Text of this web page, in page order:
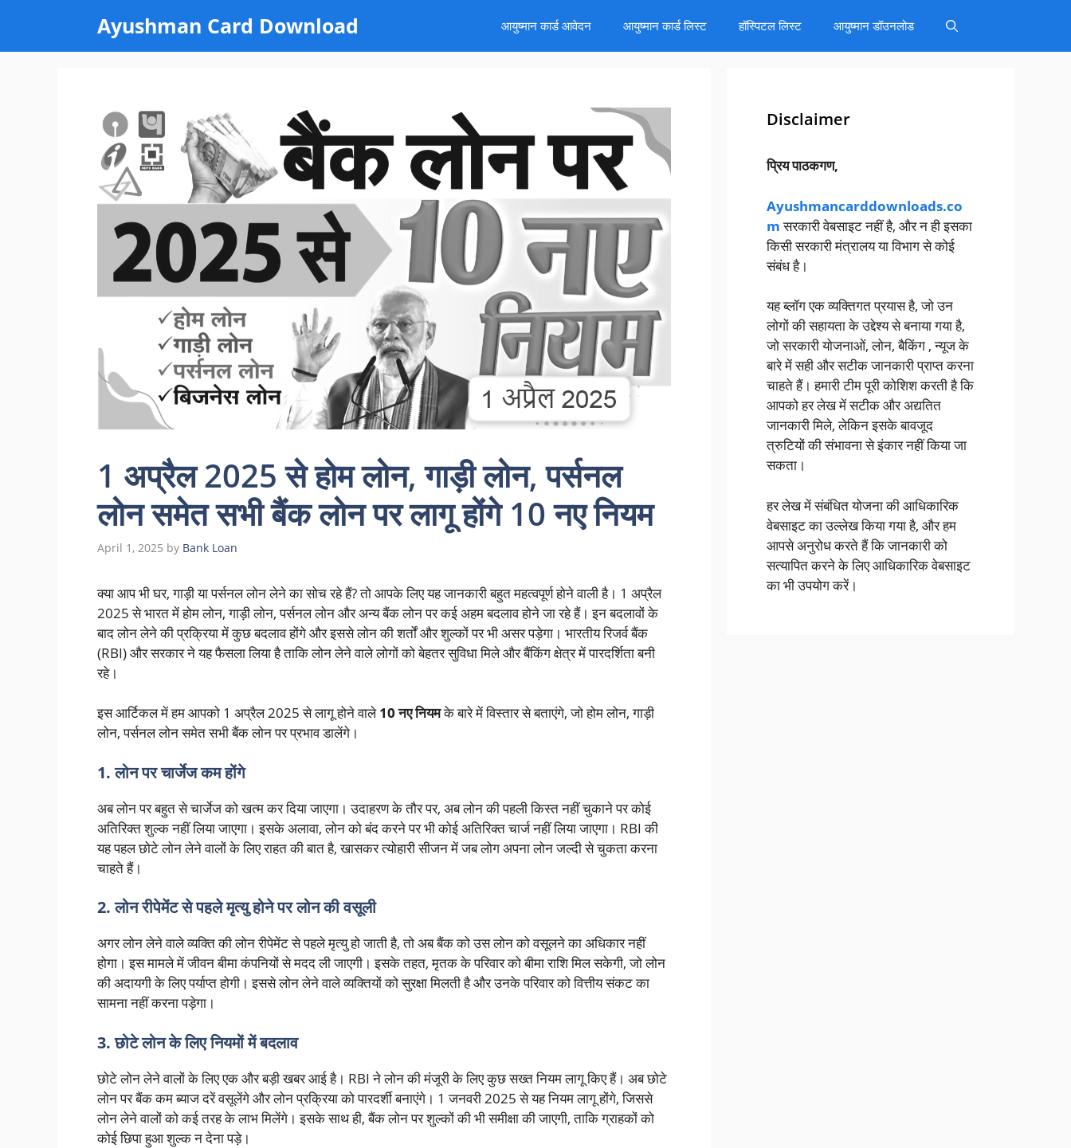
content
Ayushman Card Download आयुष्मान कार्ड आवेदन आयुष्मान कार्ड लिस्ट हॉस्पिटल लिस्ट आयुष्मान डॉउनलोड
1 अप्रैल 2025 से होम लोन, गाड़ी लोन, पर्सनल
लोन समेत सभी बैंक लोन पर लागू होंगे 10 नए नियम
April 1, 2025 by Bank Loan
क्या आप भी घर, गाड़ी या पर्सनल लोन लेने का सोच रहे हैं? तो आपके लिए यह जानकारी बहुत महत्वपूर्ण होने वाली है। 1 अप्रैल
2025 से भारत में होम लोन, गाड़ी लोन, पर्सनल लोन और अन्य बैंक लोन पर कई अहम बदलाव होने जा रहे हैं। इन बदलावों के
बाद लोन लेने की प्रक्रिया में कुछ बदलाव होंगे और इससे लोन की शर्तों और शुल्कों पर भी असर पड़ेगा। भारतीय रिजर्व बैंक
(RBI) और सरकार ने यह फैसला लिया है ताकि लोन लेने वाले लोगों को बेहतर सुविधा मिले और बैंकिंग क्षेत्र में पारदर्शिता बनी
रहे।
इस आर्टिकल में हम आपको 1 अप्रैल 2025 से लागू होने वाले10 नए नियमके बारे में विस्तार से बताएंगे, जो होम लोन, गाड़ी
लोन, पर्सनल लोन समेत सभी बैंक लोन पर प्रभाव डालेंगे।
1. लोन पर चार्जेज कम होंगे
अब लोन पर बहुत से चार्जेज को खत्म कर दिया जाएगा। उदाहरण के तौर पर, अब लोन की पहली किस्त नहीं चुकाने पर कोई
अतिरिक्त शुल्क नहीं लिया जाएगा। इसके अलावा, लोन को बंद करने पर भी कोई अतिरिक्त चार्ज नहीं लिया जाएगा। RBI की
यह पहल छोटे लोन लेने वालों के लिए राहत की बात है, खासकर त्योहारी सीजन में जब लोग अपना लोन जल्दी से चुकता करना
चाहते हैं।
2. लोन रीपेमेंट से पहले मृत्यु होने पर लोन की वसूली
अगर लोन लेने वाले व्यक्ति की लोन रीपेमेंट से पहले मृत्यु हो जाती है, तो अब बैंक को उस लोन को वसूलने का अधिकार नहीं
होगा। इस मामले में जीवन बीमा कंपनियों से मदद ली जाएगी। इसके तहत, मृतक के परिवार को बीमा राशि मिल सकेगी, जो लोन
की अदायगी के लिए पर्याप्त होगी। इससे लोन लेने वाले व्यक्तियों को सुरक्षा मिलती है और उनके परिवार को वित्तीय संकट का
सामना नहीं करना पड़ेगा।
3. छोटे लोन के लिए नियमों में बदलाव
छोटे लोन लेने वालों के लिए एक और बड़ी खबर आई है। RBI ने लोन की मंजूरी के लिए कुछ सख्त नियम लागू किए हैं। अब छोटे
लोन पर बैंक कम ब्याज दरें वसूलेंगे और लोन प्रक्रिया को पारदर्शी बनाएंगे। 1 जनवरी 2025 से यह नियम लागू होंगे, जिससे
लोन लेने वालों को कई तरह के लाभ मिलेंगे। इसके साथ ही, बैंक लोन पर शुल्कों की भी समीक्षा की जाएगी, ताकि ग्राहकों को
कोई छिपा हुआ शुल्क न देना पड़े।
Disclaimer
प्रिय पाठकगण,
Ayushmancarddownloads.co
mसरकारी वेबसाइट नहीं है, और न ही इसका
किसी सरकारी मंत्रालय या विभाग से कोई
संबंध है।
यह ब्लॉग एक व्यक्तिगत प्रयास है, जो उन
लोगों की सहायता के उद्देश्य से बनाया गया है,
जो सरकारी योजनाओं, लोन, बैकिंग , न्यूज के
बारे में सही और सटीक जानकारी प्राप्त करना
चाहते हैं। हमारी टीम पूरी कोशिश करती है कि
आपको हर लेख में सटीक और अद्यतित
जानकारी मिले, लेकिन इसके बावजूद
त्रुटियों की संभावना से इंकार नहीं किया जा
सकता।
हर लेख में संबंधित योजना की आधिकारिक
वेबसाइट का उल्लेख किया गया है, और हम
आपसे अनुरोध करते हैं कि जानकारी को
सत्यापित करने के लिए आधिकारिक वेबसाइट
का भी उपयोग करें।